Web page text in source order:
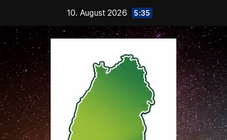
springen
10. August 2026 5:35